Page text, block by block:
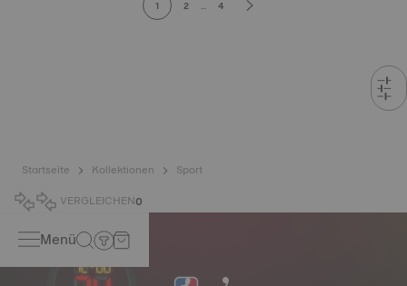
1 2 ... 4
Startseite Kollektionen
Sport
VERGLEICHEN0
Menü